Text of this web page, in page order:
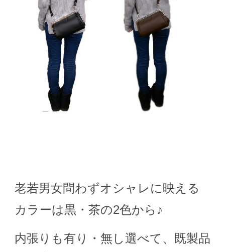
老若男女問わずオシャレに映える
カラーは黒・茶の2色から♪
内張りも有り・無し選べて、既製品